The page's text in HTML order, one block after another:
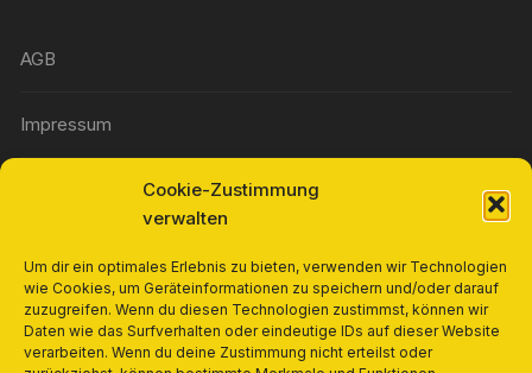
Cookie-Zustimmung
verwalten
Um dir ein optimales Erlebnis zu bieten, verwenden wir Technologien
wie Cookies, um Geräteinformationen zu speichern und/oder darauf
zuzugreifen. Wenn du diesen Technologien zustimmst, können wir
Daten wie das Surfverhalten oder eindeutige IDs auf dieser Website
verarbeiten. Wenn du deine Zustimmung nicht erteilst oder
AGB
Impressum
Widerrufsbelehrung
Cookie-Richtlinie (EU)